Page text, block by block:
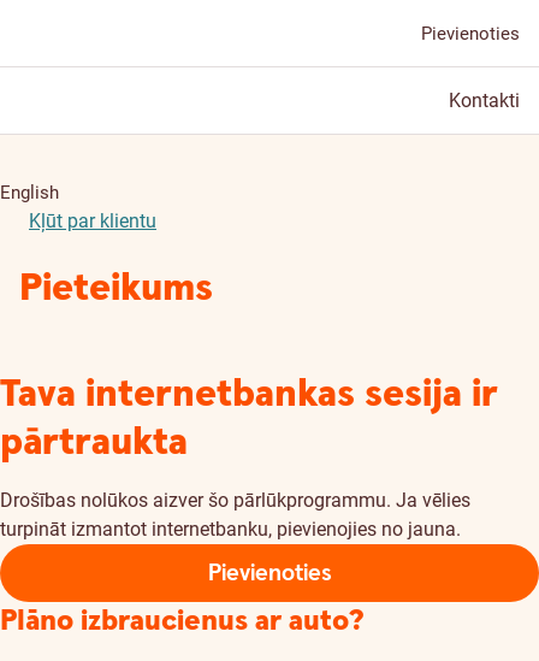
Pievienoties
Kontakti
English
Kļūt par klientu
Pieteikums
Tava internetbankas sesija ir
pārtraukta
Drošības nolūkos aizver šo pārlūkprogrammu. Ja vēlies
turpināt izmantot internetbanku, pievienojies no jauna.
Pievienoties
Plāno izbraucienus ar auto?